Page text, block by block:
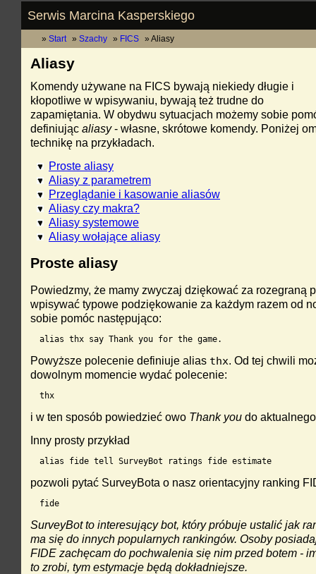
Serwis Marcina Kasperskiego
Start Szachy FICS Aliasy
Aliasy
Komendy używane na FICS bywają niekiedy długie i
kłopotliwe w wpisywaniu, bywają też trudne do
zapamiętania. W obydwu sytuacjach możemy sobie
definiującaliasy- własne, skrótowe komendy. Poniżej
technikę na przykładach.
Proste aliasy
Aliasy z parametrem
Przeglądanie i kasowanie aliasów
Aliasy czy makra?
Aliasy systemowe
Aliasy wołające aliasy
Proste aliasy
Powiedzmy, że mamy zwyczaj dziękować za rozegraną
wpisywać typowe podziękowanie za każdym razem od
sobie pomóc następująco:
alias thx say Thank you for the game.
Powyższe polecenie definiuje alias thx. Od tej chwili
dowolnym momencie wydać polecenie:
thx
i w ten sposób powiedzieć owo Thank you do
Inny prosty przykład
alias fide tell SurveyBot ratings fide estimate
pozwoli pytać SurveyBota o nasz orientacyjny ranking
fide
SurveyBot to interesujący bot, który próbuje ustalić jak
ma się do innych popularnych rankingów. Osoby
FIDE zachęcam do pochwalenia się nim przed botem -
to zrobi, tym estymacje będą dokładniejsze.